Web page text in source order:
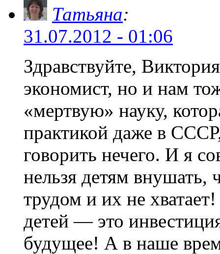
Татьяна:
31.07.2012 - 01:06
Здравствуйте,
экономист, но и нам
«мертвую» науку,
практикой даже в
говорить нечего. И я
нельзя детям внушать,
трудом и их не
детей — это
будущее! А в наше